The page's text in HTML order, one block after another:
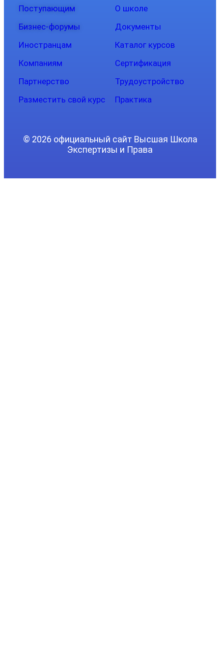
Поступающим
Бизнес-форумы
Иностранцам
Компаниям
Партнерство
Разместить свой курс
О школе
Документы
Каталог курсов
Сертификация
Трудоустройство
Практика
© 2026 официальный сайт Высшая Школа
Экспертизы и Права